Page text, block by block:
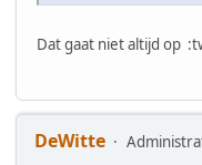
Dat gaat niet altijd op
DeWitte